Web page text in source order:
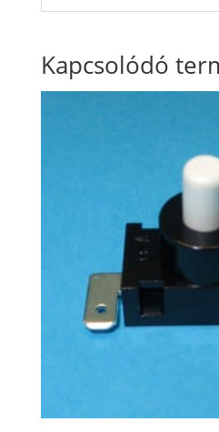
Kapcsolódó